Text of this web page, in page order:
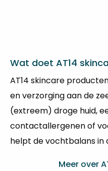
Wat doet AT14
AT14 skincare
en verzorging aan de
(extreem) droge huid,
contactallergenen of
helpt de vochtbalans in
Meer over